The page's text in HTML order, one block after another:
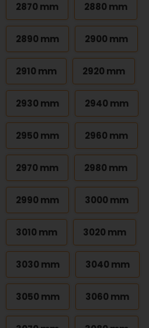
2870 mm 2880 mm
2890 mm 2900 mm
2910 mm 2920 mm
2930 mm 2940 mm
2950 mm 2960 mm
2970 mm 2980 mm
2990 mm 3000 mm
3010 mm 3020 mm
3030 mm 3040 mm
3050 mm 3060 mm